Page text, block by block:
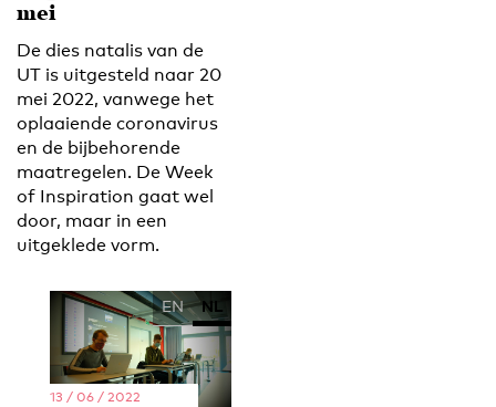
mei
De dies natalis van de
UT is uitgesteld naar 20
mei 2022, vanwege het
oplaaiende coronavirus
en de bijbehorende
maatregelen. De Week
of Inspiration gaat wel
door, maar in een
uitgeklede vorm.
EN NL
13 / 06 / 2022